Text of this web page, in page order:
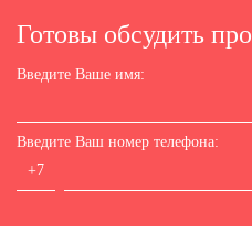
Готовы обсудить
Введите Ваше имя:
Введите Ваш номер телефона:
+7